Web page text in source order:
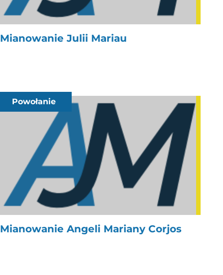
Mianowanie Julii Mariau
Powołanie
Mianowanie Angeli Mariany Corjos